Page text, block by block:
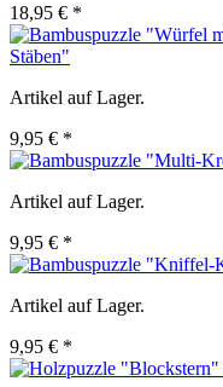
18,95 € *
Stäben"
Artikel auf Lager.
9,95 € *
Artikel auf Lager.
9,95 € *
Artikel auf Lager.
9,95 € *